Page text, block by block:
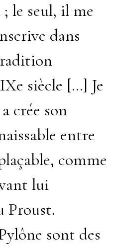
le seul, il me
dans
siècle […] Je
crée son
entre
comme
lui
Proust.
sont des